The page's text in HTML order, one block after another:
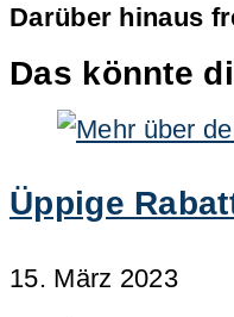
Darüber hinaus
Das könnte
Üppige
15. März 2023